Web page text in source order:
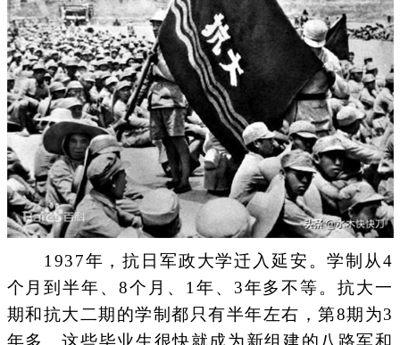
1937年，抗日军政大学迁入延安。学制从4
个月到半年、8个月、1年、3年多不等。抗大一
期和抗大二期的学制都只有半年左右，第8期为3
年多。这些毕业生很快就成为新组建的八路军和